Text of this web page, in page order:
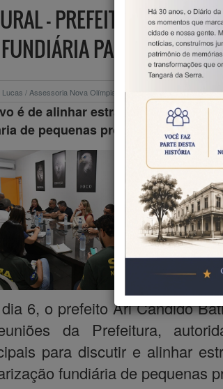
– PREFEITURA DE
PARA
Lucas / Assessoria Nova Olímpia 08/07/2026 Política
é de alinhar estratégias voltadas
de pequenas propriedades rurais
A
do
6, o prefeito Ari Cândido
da Prefeitura,
para discutir e alinhar
fundiária de pequenas